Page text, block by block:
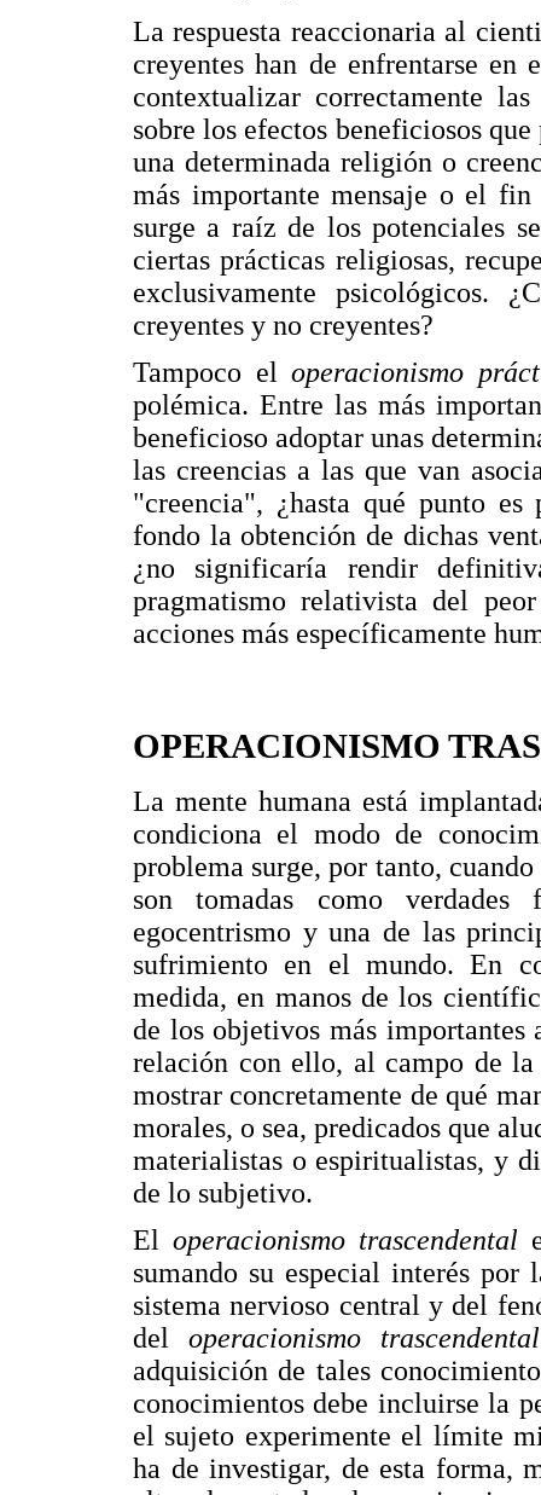
La respuesta reaccionaria al
creyentes han de enfrentarse en
contextualizar correctamente
sobre los efectos beneficiosos
una determinada religión o
más importante mensaje o el
surge a raíz de los potenciales
ciertas prácticas religiosas,
exclusivamente psicológicos.
creyentes y no creyentes?
Tampoco el operacionismo
polémica. Entre las más
beneficioso adoptar unas
las creencias a las que van
"creencia", ¿hasta qué punto
fondo la obtención de dichas
¿no significaría rendir
pragmatismo relativista del
acciones más específicamente
OPERACIONISMO
La mente humana está
condiciona el modo de
problema surge, por tanto,
son tomadas como
egocentrismo y una de las
sufrimiento en el mundo. En
medida, en manos de los
de los objetivos más importantes
relación con ello, al campo de
mostrar concretamente de qué
morales, o sea, predicados que
materialistas o espiritualistas, y
de lo subjetivo.
El operacionismo trascendental
sumando su especial interés por
sistema nervioso central y del
del operacionismo
adquisición de tales
conocimientos debe incluirse la
el sujeto experimente el límite
ha de investigar, de esta forma,